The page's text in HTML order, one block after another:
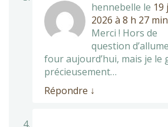
hennebelle le 19
2026 à 8 h 27 min
Merci ! Hors de
question
four aujourd’hui, mais je le
précieusement…
Répondre ↓